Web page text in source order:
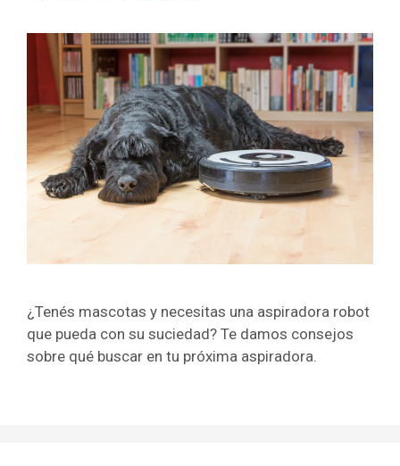
¿Tenés mascotas y necesitas una aspiradora robot
que pueda con su suciedad? Te damos consejos
sobre qué buscar en tu próxima aspiradora.